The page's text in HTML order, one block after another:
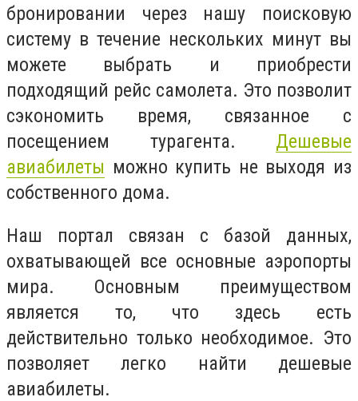
бронировании через нашу поисковую
систему в течение нескольких минут вы
можете выбрать и приобрести
подходящий рейс самолета. Это позволит
сэкономить время, связанное с
посещением турагента. Дешевые
авиабилеты можно купить не выходя из
собственного дома.
Наш портал связан с базой данных,
охватывающей все основные аэропорты
мира. Основным преимуществом
является то, что здесь есть
действительно только необходимое. Это
позволяет легко найти дешевые
авиабилеты.